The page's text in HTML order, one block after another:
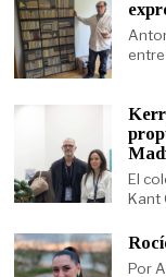
El
Kant
Por